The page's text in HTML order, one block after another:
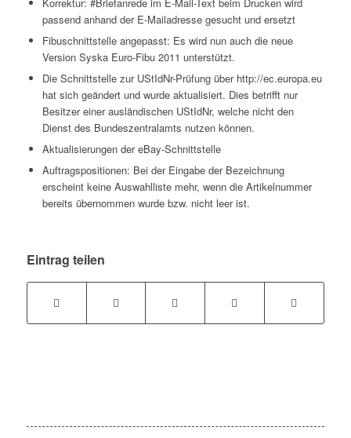
passend anhand der E-Mailadresse gesucht und ersetzt
Fibuschnittstelle angepasst: Es wird nun auch die neue
Version Syska Euro-Fibu 2011 unterstützt.
Die Schnittstelle zur UStIdNr-Prüfung über http://ec.europa.eu
hat sich geändert und wurde aktualisiert. Dies betrifft nur
Besitzer einer ausländischen UStIdNr, welche nicht den
Dienst des Bundeszentralamts nutzen können.
Aktualisierungen der eBay-Schnittstelle
Auftragspositionen: Bei der Eingabe der Bezeichnung
erscheint keine Auswahlliste mehr, wenn die Artikelnummer
bereits übernommen wurde bzw. nicht leer ist.
Eintrag teilen